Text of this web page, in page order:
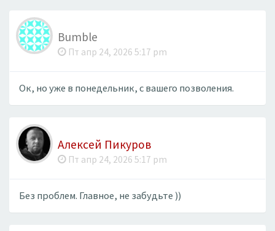
Bumble
Пт апр 24, 2026 5:17 pm
Ок, но уже в понедельник, с вашего позволения.
Алексей Пикуров
Пт апр 24, 2026 5:17 pm
Без проблем. Главное, не забудьте ))